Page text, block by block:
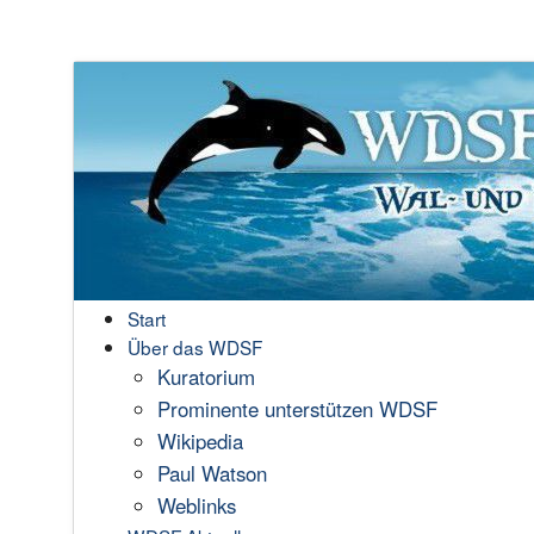
Start
Über das WDSF
Kuratorium
Prominente unterstützen WDSF
Wikipedia
Paul Watson
Weblinks